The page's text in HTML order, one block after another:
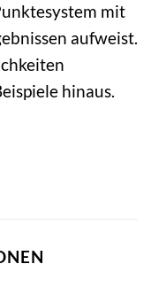
mit
aufweist.
hinaus.